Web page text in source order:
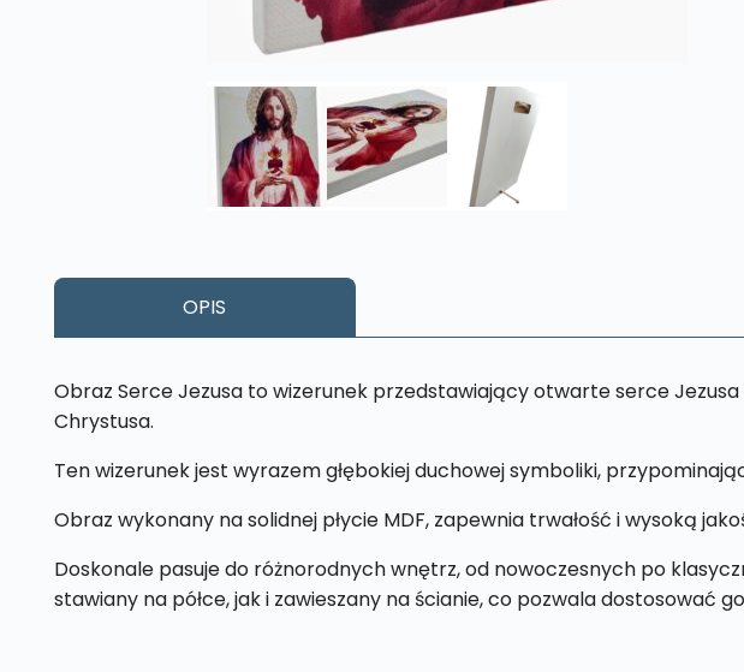
OPIS
Obraz Serce Jezusa to wizerunek przedstawiający otwarte serce
Chrystusa.
Ten wizerunek jest wyrazem głębokiej duchowej symboliki,
Obraz wykonany na solidnej płycie MDF, zapewnia trwałość i wysoką
Doskonale pasuje do różnorodnych wnętrz, od nowoczesnych po
stawiany na półce, jak i zawieszany na ścianie, co pozwala dostosować